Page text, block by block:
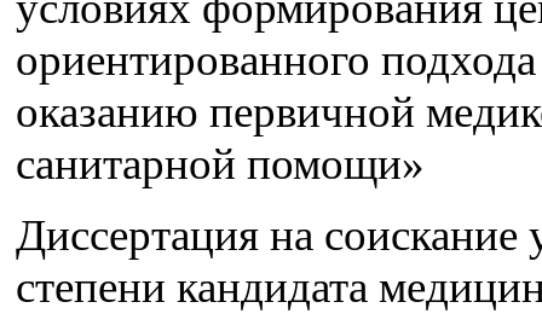
ориентированного
оказанию первичной
санитарной помощи»
Диссертация на соискание
степени кандидата